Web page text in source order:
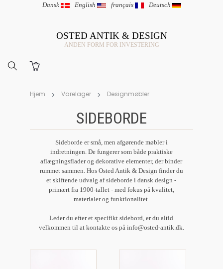
Dansk | English | français | Deutsch
OSTED ANTIK & DESIGN
ANDEN FORM FOR INVESTERING
Hjem Varelager Designmøbler
SIDEBORDE
Sideborde er små, men afgørende møbler i
indretningen. De fungerer som både praktiske
aflægningsflader og dekorative elementer, der binder
rummet sammen. Hos Osted Antik & Design finder du
et skiftende udvalg af sideborde i dansk design -
primært fra 1900-tallet - med fokus på kvalitet,
materialer og funktionalitet.
Leder du efter et specifikt sidebord, er du altid
velkommen til at kontakte os på info@osted-antik.dk.